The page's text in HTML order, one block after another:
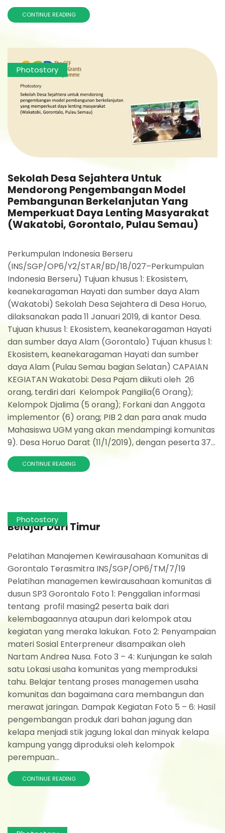
CONTINUE READING
Photostory
Sekolah Desa Sejahtera Untuk
Mendorong Pengembangan Model
Pembangunan Berkelanjutan Yang
Memperkuat Daya Lenting Masyarakat
(Wakatobi, Gorontalo, Pulau Semau)
Perkumpulan Indonesia Berseru
(INS/SGP/OP6/Y2/STAR/BD/18/027–Perkumpulan
Indonesia Berseru) Tujuan khusus 1: Ekosistem,
keanekaragaman Hayati dan sumber daya Alam
(Wakatobi) Sekolah Desa Sejahtera di Desa Horuo,
dilaksanakan pada 11 Januari 2019, di kantor Desa.
Tujuan khusus 1: Ekosistem, keanekaragaman Hayati
dan sumber daya Alam (Gorontalo) Tujuan khusus 1:
Ekosistem, keanekaragaman Hayati dan sumber
daya Alam (Pulau Semau bagian Selatan) CAPAIAN
KEGIATAN Wakatobi: Desa Pajam diikuti oleh 26
orang, terdiri dari Kelompok Pangilia(6 Orang);
Kelompok Djalima (5 orang); Forkani dan Anggota
implementor (6) orang; PIB 2 dan para anak muda
Mahasiswa UGM yang akan mendampingi komunitas
9). Desa Horuo Darat (11/1/2019), dengan peserta 37...
CONTINUE READING
Photostory
Belajar Dari Timur
Pelatihan Manajemen Kewirausahaan Komunitas di
Gorontalo Terasmitra INS/SGP/OP6/TM/7/19
Pelatihan managemen kewirausahaan komunitas di
dusun SP3 Gorontalo Foto 1: Penggalian informasi
tentang profil masing2 peserta baik dari
kelembagaannya ataupun dari kelompok atau
kegiatan yang meraka lakukan. Foto 2: Penyampaian
materi Sosial Enterpreneur disampaikan oleh
Nartam Andrea Nusa. Foto 3 – 4: Kunjungan ke salah
satu Lokasi usaha komunitas yang memproduksi
tahu. Belajar tentang proses managemen usaha
komunitas dan bagaimana cara membangun dan
merawat jaringan. Dampak Kegiatan Foto 5 – 6: Hasil
pengembangan produk dari bahan jagung dan
kelapa menjadi stik jagung lokal dan minyak kelapa
kampung yangg diproduksi oleh kelompok
perempuan...
CONTINUE READING